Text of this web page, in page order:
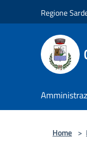
Regione
Home >